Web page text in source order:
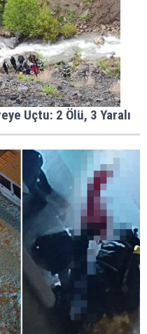
Uçtu: 2 Ölü, 3 Yaralı